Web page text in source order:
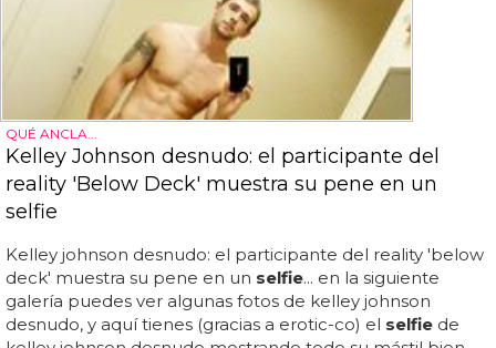
QUÉ ANCLA...
Kelley Johnson desnudo: el participante del
reality 'Below Deck' muestra su pene en un
selfie
Kelley johnson desnudo: el participante del reality 'below
deck' muestra su pene en un selfie... en la siguiente
galería puedes ver algunas fotos de kelley johnson
desnudo, y aquí tienes (gracias a erotic-co) el selfie de